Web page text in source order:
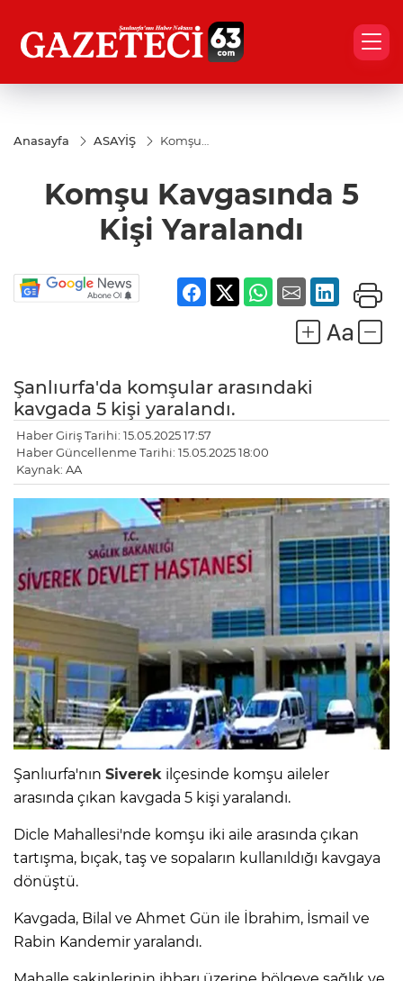
Anasayfa ASAYİŞ
Komşu
Yaralandı
Komşu Kavgasında 5
Kişi Yaralandı
Şanlıurfa'da komşular arasındaki
kavgada 5 kişi yaralandı.
Haber Giriş Tarihi: 15.05.2025 17:57
Haber Güncellenme Tarihi: 15.05.2025 18:00
Kaynak: AA
Şanlıurfa'nın Siverek ilçesinde komşu aileler
arasında çıkan kavgada 5 kişi yaralandı.
Dicle Mahallesi'nde komşu iki aile arasında çıkan
tartışma, bıçak, taş ve sopaların kullanıldığı kavgaya
dönüştü.
Kavgada, Bilal ve Ahmet Gün ile İbrahim, İsmail ve
Rabin Kandemir yaralandı.